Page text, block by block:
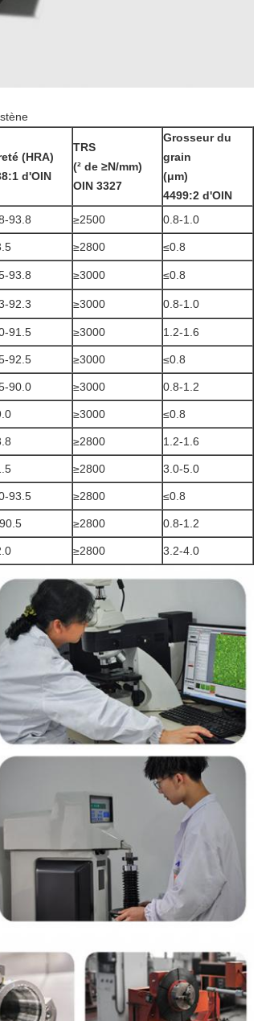
(HRA)
d'OIN
TRS
(² de ≥N/mm)
OIN 3327
Grosseur du
grain
(μm)
4499:2 d'OIN
93.8 ≥2500 0.8-1.0
≥2800 ≤0.8
93.8 ≥3000 ≤0.8
92.3 ≥3000 0.8-1.0
91.5 ≥3000 1.2-1.6
92.5 ≥3000 ≤0.8
90.0 ≥3000 0.8-1.2
≥3000 ≤0.8
≥2800 1.2-1.6
≥2800 3.0-5.0
93.5 ≥2800 ≤0.8
≥2800 0.8-1.2
≥2800 3.2-4.0